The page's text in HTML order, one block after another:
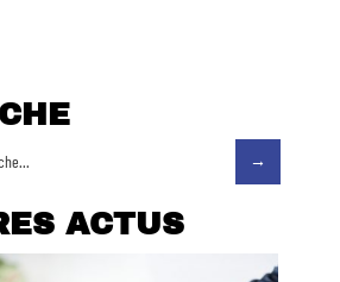
ACTUS